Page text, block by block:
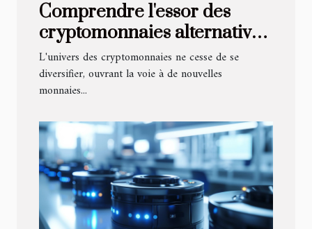
Comprendre l'essor des
cryptomonnaies alternatives
au-delà du Bitcoin et de
l'Ethereum
L'univers des cryptomonnaies ne cesse de se
diversifier, ouvrant la voie à de nouvelles
monnaies...